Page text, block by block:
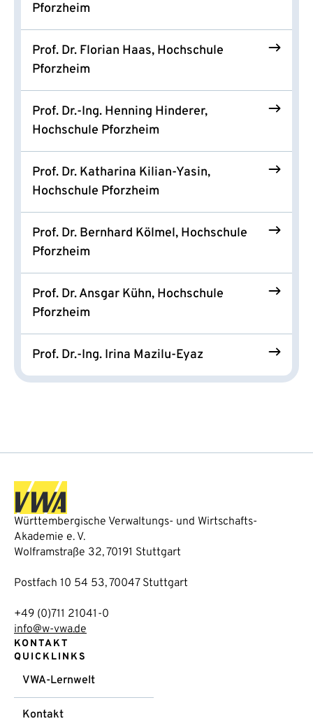
Pforzheim
Prof. Dr. Florian Haas, Hochschule
Pforzheim
Prof. Dr.-Ing. Henning Hinderer,
Hochschule Pforzheim
Prof. Dr. Katharina Kilian-Yasin,
Hochschule Pforzheim
Prof. Dr. Bernhard Kölmel, Hochschule
Pforzheim
Prof. Dr. Ansgar Kühn, Hochschule
Pforzheim
Prof. Dr.-Ing. Irina Mazilu-Eyaz
Württembergische Verwaltungs- und Wirtschafts-
Akademie e. V.
Wolframstraße 32, 70191 Stuttgart
Postfach 10 54 53, 70047 Stuttgart
+49 (0)711 21041-0
info@w-vwa.de
KONTAKT
QUICKLINKS
VWA-Lernwelt
Kontakt